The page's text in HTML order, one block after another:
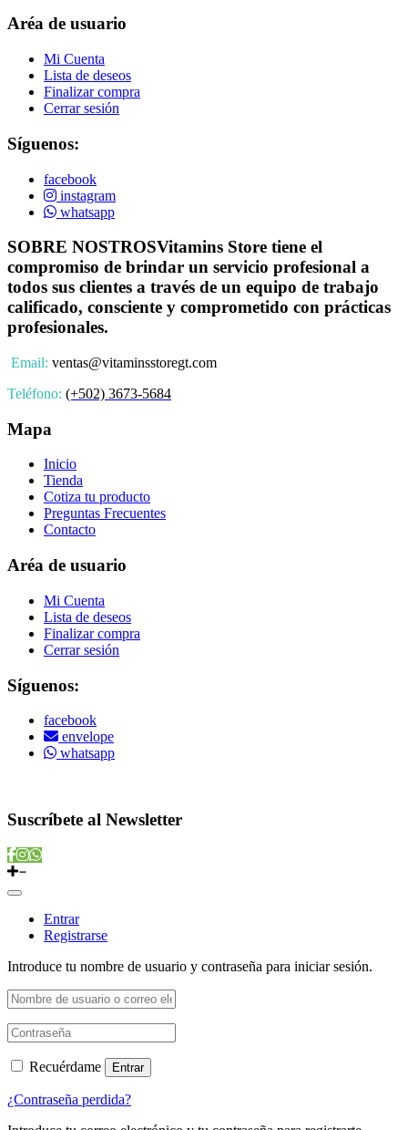
Aréa de usuario
Mi Cuenta
Lista de deseos
Finalizar compra
Cerrar sesión
Síguenos:
facebook
instagram
whatsapp
SOBRE NOSTROSVitamins Store tiene el
compromiso de brindar un servicio profesional a
todos sus clientes a través de un equipo de trabajo
calificado, consciente y comprometido con prácticas
profesionales.
Email: ventas@vitaminsstoregt.com
Teléfono: (+502) 3673-5684
Mapa
Inicio
Tienda
Cotiza tu producto
Preguntas Frecuentes
Contacto
Aréa de usuario
Mi Cuenta
Lista de deseos
Finalizar compra
Cerrar sesión
Síguenos:
facebook
envelope
whatsapp
Suscríbete al Newsletter
Entrar
Registrarse
Introduce tu nombre de usuario y contraseña para iniciar sesión.
Recuérdame Entrar
¿Contraseña perdida?